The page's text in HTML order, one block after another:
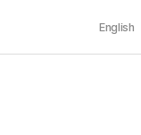
English